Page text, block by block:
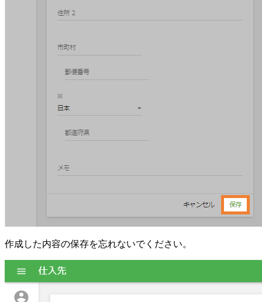
作成した内容の保存を忘れないでください。